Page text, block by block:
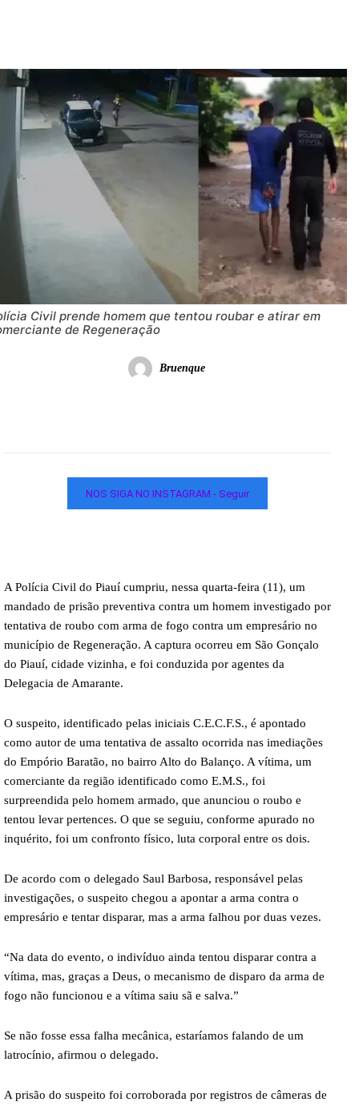
Civil prende homem que tentou roubar e atirar em
de Regeneração
Bruenque
NOS SIGA NO INSTAGRAM - Seguir
A Polícia Civil do Piauí cumpriu, nessa quarta-feira (11), um
mandado de prisão preventiva contra um homem investigado por
tentativa de roubo com arma de fogo contra um empresário no
município de Regeneração. A captura ocorreu em São Gonçalo
do Piauí, cidade vizinha, e foi conduzida por agentes da
Delegacia de Amarante.
O suspeito, identificado pelas iniciais C.E.C.F.S., é apontado
como autor de uma tentativa de assalto ocorrida nas imediações
do Empório Baratão, no bairro Alto do Balanço. A vítima, um
comerciante da região identificado como E.M.S., foi
surpreendida pelo homem armado, que anunciou o roubo e
tentou levar pertences. O que se seguiu, conforme apurado no
inquérito, foi um confronto físico, luta corporal entre os dois.
De acordo com o delegado Saul Barbosa, responsável pelas
investigações, o suspeito chegou a apontar a arma contra o
empresário e tentar disparar, mas a arma falhou por duas vezes.
“Na data do evento, o indivíduo ainda tentou disparar contra a
vítima, mas, graças a Deus, o mecanismo de disparo da arma de
fogo não funcionou e a vítima saiu sã e salva.”
Se não fosse essa falha mecânica, estaríamos falando de um
latrocínio, afirmou o delegado.
A prisão do suspeito foi corroborada por registros de câmeras de